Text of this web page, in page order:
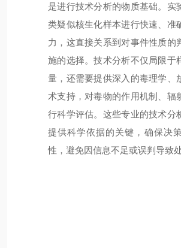
是进行技术分析的物质基础。实
类疑似核生化样本进行快速、准
力，这直接关系到对事件性质的
施的选择。技术分析不仅局限于
量，还需要提供深入的毒理学、
术支持，对毒物的作用机制、辐
行科学评估。这些专业的技术分
提供科学依据的关键，确保决
性，避免因信息不足或误判导致